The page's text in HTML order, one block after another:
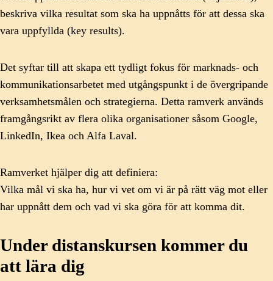
beskriva vilka resultat som ska ha uppnåtts för att dessa ska
vara uppfyllda (key results).
Det syftar till att skapa ett tydligt fokus för marknads- och
kommunikationsarbetet med utgångspunkt i de övergripande
verksamhetsmålen och strategierna. Detta ramverk används
framgångsrikt av flera olika organisationer såsom Google,
LinkedIn, Ikea och Alfa Laval.
Ramverket hjälper dig att definiera:
Vilka mål vi ska ha, hur vi vet om vi är på rätt väg mot eller
har uppnått dem och vad vi ska göra för att komma dit.
Under distanskursen kommer du
att lära dig